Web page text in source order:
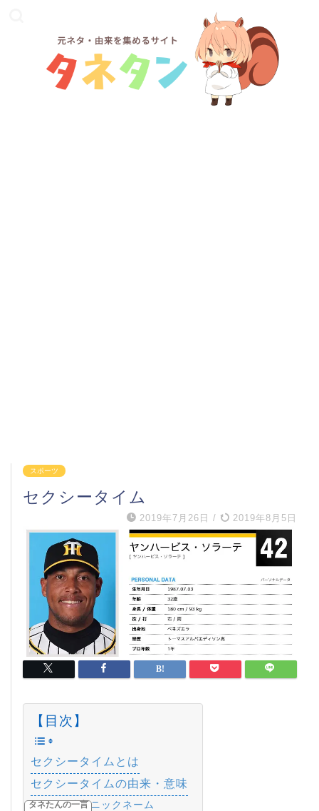
スポーツ
セクシータイム
2019年7月26日 / 2019年8月5日
【目次】
セクシータイムとは
セクシータイムの由来・意味
その他のニックネーム
タネたんの一言